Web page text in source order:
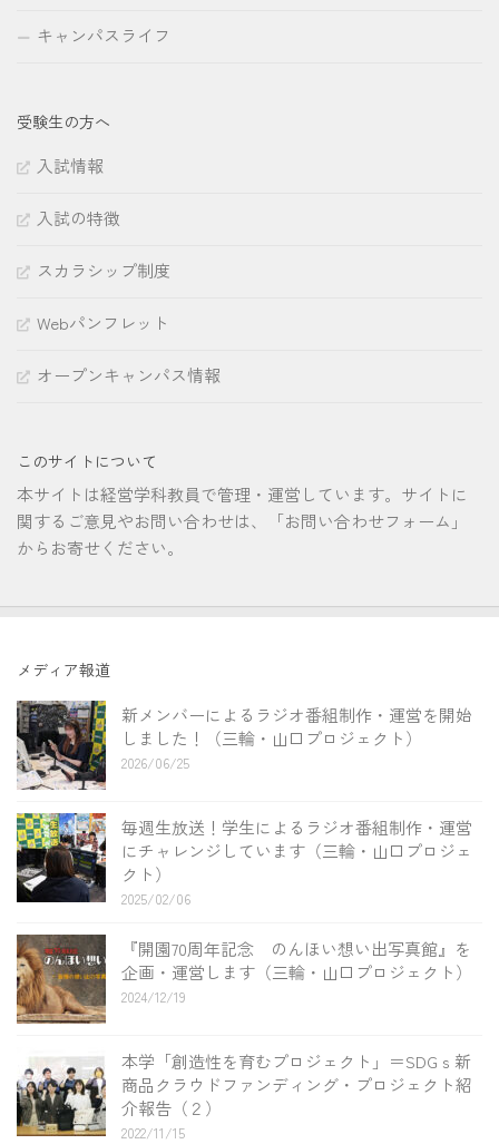
キャンパスライフ
受験生の方へ
入試情報
入試の特徴
スカラシップ制度
Webパンフレット
オープンキャンパス情報
このサイトについて
本サイトは経営学科教員で管理・運営しています。サイトに
関するご意見やお問い合わせは、「お問い合わせフォーム」
からお寄せください。
メディア報道
新メンバーによるラジオ番組制作・運営を開始
しました！（三輪・山口プロジェクト）
2026/06/25
毎週生放送！学生によるラジオ番組制作・運営
にチャレンジしています（三輪・山口プロジェ
クト）
2025/02/06
『開園70周年記念 のんほい想い出写真館』を
企画・運営します（三輪・山口プロジェクト）
2024/12/19
本学「創造性を育むプロジェクト」＝SDGｓ新
商品クラウドファンディング・プロジェクト紹
介報告（２）
2022/11/15